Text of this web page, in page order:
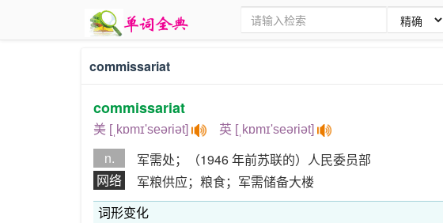
commissariat
commissariat
美 [ˌkɒmɪ'seəriət] 英 [ˌkɒmɪ'seəriət]
n.
军需处；（1946 年前苏联的）人民委员部
网络
军粮供应；粮食；军需储备大楼
词形变化